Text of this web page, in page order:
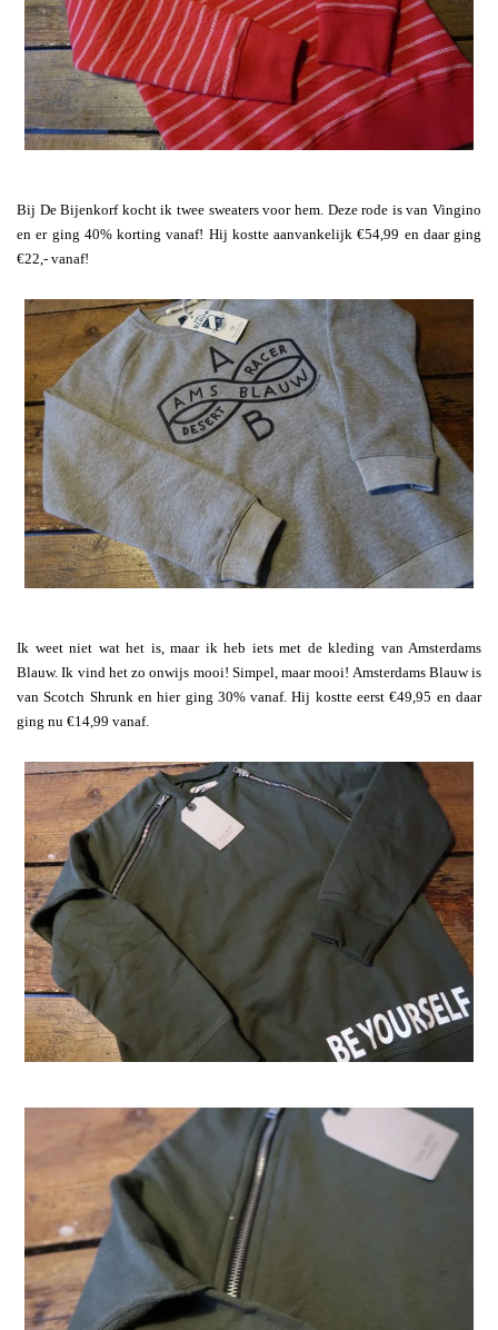
Bij De Bijenkorf kocht ik twee sweaters voor hem. Deze rode is van Vingino
en er ging 40% korting vanaf! Hij kostte aanvankelijk €54,99 en daar ging
€22,- vanaf!
Ik weet niet wat het is, maar ik heb iets met de kleding van Amsterdams
Blauw. Ik vind het zo onwijs mooi! Simpel, maar mooi! Amsterdams Blauw is
van Scotch Shrunk en hier ging 30% vanaf. Hij kostte eerst €49,95 en daar
ging nu €14,99 vanaf.